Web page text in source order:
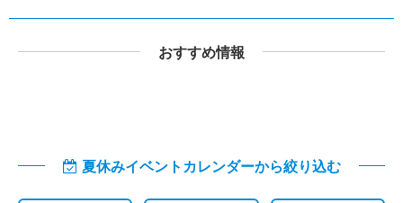
おすすめ情報
夏休みイベントカレンダーから絞り込む